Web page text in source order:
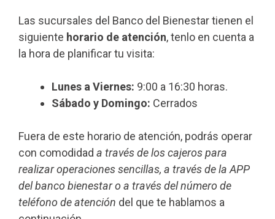
Las sucursales del Banco del Bienestar tienen el
siguiente horario de atención, tenlo en cuenta a
la hora de planificar tu visita:
Lunes a Viernes: 9:00 a 16:30 horas.
Sábado y Domingo: Cerrados
Fuera de este horario de atención, podrás operar
con comodidad a través de los cajeros para
realizar operaciones sencillas, a través de la APP
del banco bienestar o a través del número de
teléfono de atención del que te hablamos a